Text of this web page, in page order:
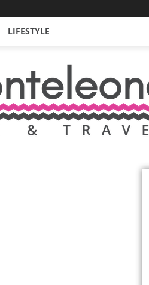
LIFESTYLE